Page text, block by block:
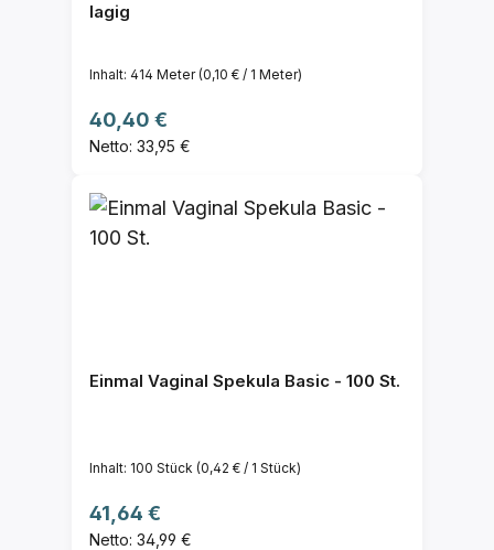
lagig
Inhalt: 414 Meter(0,10 € / 1 Meter)
Regulärer Preis:
40,40 €
Netto: 33,95 €
Einmal Vaginal Spekula Basic - 100 St.
Inhalt: 100 Stück (0,42 € / 1 Stück)
Regulärer Preis:
41,64 €
Netto: 34,99 €